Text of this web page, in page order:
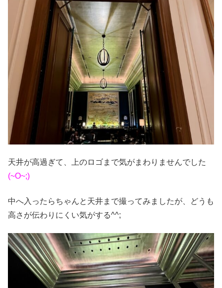
天井が高過ぎて、上のロゴまで気がまわりませんでした
(~O~;)
中へ入ったらちゃんと天井まで撮ってみましたが、どうも
高さが伝わりにくい気がする^^;